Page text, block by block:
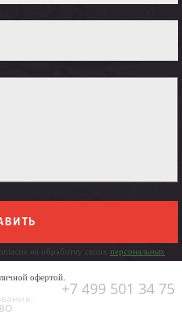
на обработку своих персональных
офертой.
+7 499 501 34 75